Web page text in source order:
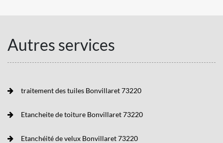
Autres services
traitement des tuiles Bonvillaret 73220
Etancheite de toiture Bonvillaret 73220
Etanchéité de velux Bonvillaret 73220